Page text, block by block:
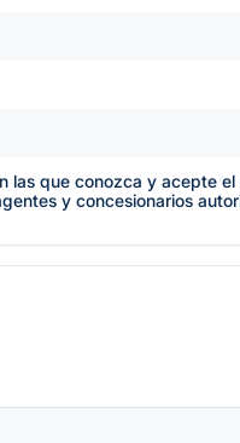
las que conozca y acepte el
y concesionarios